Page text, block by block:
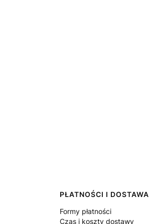
PŁATNOŚCI I DOSTAWA
Formy płatności
Czas i koszty dostawy